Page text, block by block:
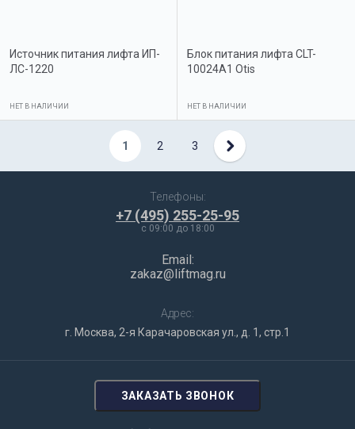
Источник питания лифта ИП-
ЛС-1220
НЕТ В НАЛИЧИИ
Блок питания лифта CLT-
10024A1 Otis
НЕТ В НАЛИЧИИ
1 2 3
Телефоны:
+7 (495) 255-25-95
c 09:00 до 18:00
Email:
zakaz@liftmag.ru
Адрес:
г. Москва, 2-я Карачаровская ул., д. 1, стр.1
ЗАКАЗАТЬ ЗВОНОК